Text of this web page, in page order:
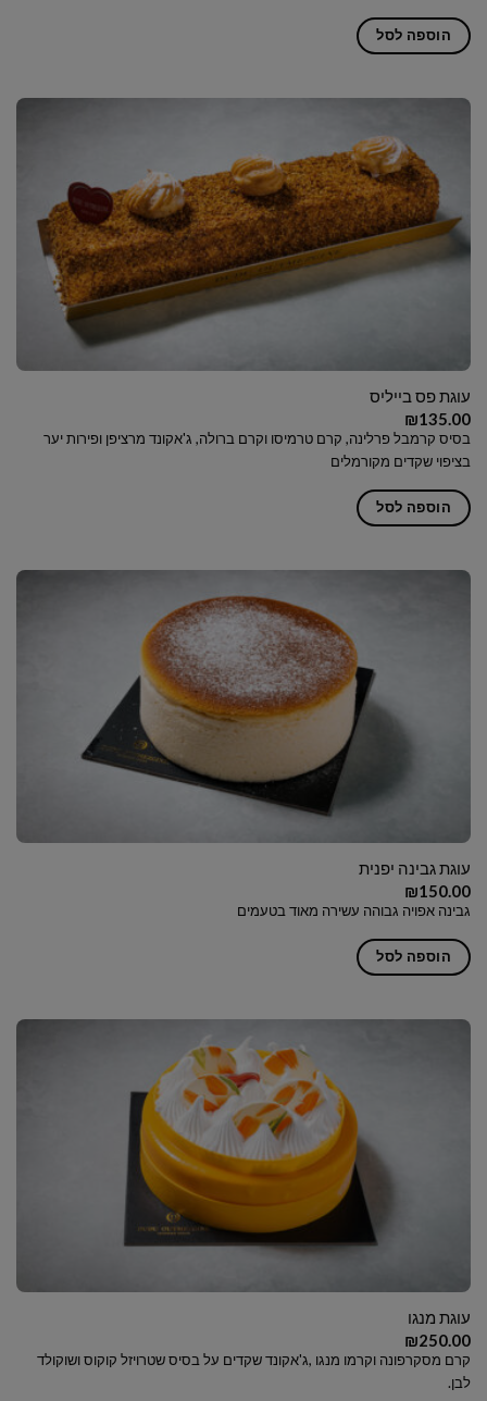
הוספה לסל
עוגת פס בייליס
₪135.00
בסיס קרמבל פרלינה, קרם טרמיסו וקרם ברולה, ג'אקונד מרציפן ופירות יער
בציפוי שקדים מקורמלים
הוספה לסל
עוגת גבינה יפנית
₪150.00
גבינה אפויה גבוהה עשירה מאוד בטעמים
הוספה לסל
עוגת מנגו
₪250.00
קרם מסקרפונה וקרמו מנגו ,ג'אקונד שקדים על בסיס שטרויזל קוקוס ושוקולד
לבן.